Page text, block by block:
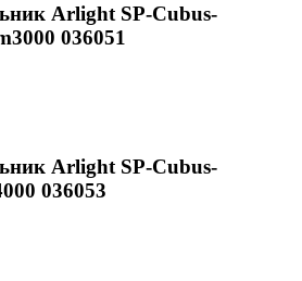
Arlight SP-Cubus-
036051
Arlight SP-Cubus-
036053